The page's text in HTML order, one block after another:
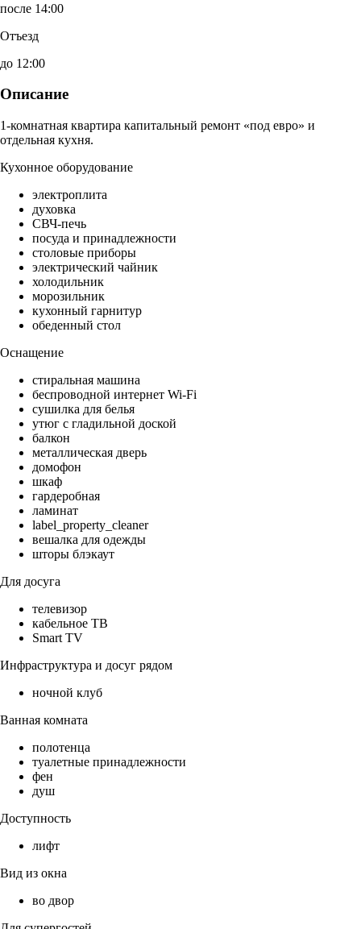
после 14:00
Отъезд
до 12:00
Описание
1-комнатная квартира капитальный ремонт «под евро» и
отдельная кухня.
Кухонное оборудование
электроплита
духовка
СВЧ-печь
посуда и принадлежности
столовые приборы
электрический чайник
холодильник
морозильник
кухонный гарнитур
обеденный стол
Оснащение
стиральная машина
беспроводной интернет Wi-Fi
сушилка для белья
утюг с гладильной доской
балкон
металлическая дверь
домофон
шкаф
гардеробная
ламинат
label_property_cleaner
вешалка для одежды
шторы блэкаут
Для досуга
телевизор
кабельное ТВ
Smart TV
Инфраструктура и досуг рядом
ночной клуб
Ванная комната
полотенца
туалетные принадлежности
фен
душ
Доступность
лифт
Вид из окна
во двор